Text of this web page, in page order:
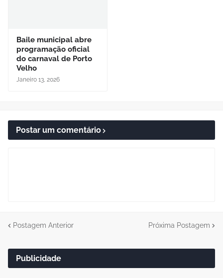
Baile municipal abre
programação oficial
do carnaval de Porto
Velho
Janeiro 13, 2026
Postar um comentário
Postagem Anterior Próxima Postagem
Publicidade